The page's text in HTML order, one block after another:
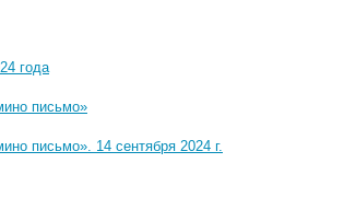
года
письмо»
письмо». 14 сентября 2024 г.